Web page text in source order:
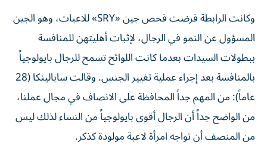
وكانت الرابطة فرضت فحص جين «SRY» للاعبات، وهو الجين
المسؤول عن النمو في الرجال، لإثبات أهليتهن للمنافسة
ببطولات السيدات بعدما كانت اللوائح تسمح للرجال بايولوجياً
بالمنافسة بعد إجراء عملية تغيير الجنس. وقالت سابالينكا (28
عاماً): من المهم جداً المحافظة على الانصاف في مجال عملنا،
من الواضح جداً أن الرجال أقوى بايولوجياً من النساء لذلك ليس
من المنصف أن تواجه امرأة لاعبة مولودة كذكر.